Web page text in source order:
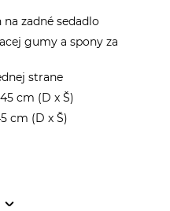
zadné sedadlo
gumy a spony za
strane
cm (D x Š)
cm (D x Š)